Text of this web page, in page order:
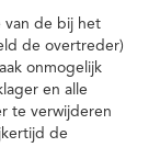
van de bij het
de overtreder)
onmogelijk
en alle
te verwijderen
de